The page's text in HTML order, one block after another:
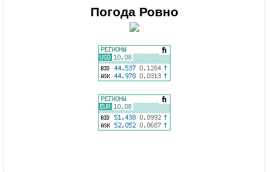
Погода Ровно